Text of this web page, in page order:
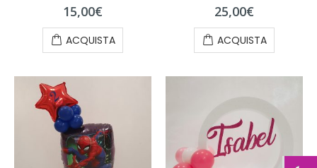
15,00€
ACQUISTA
25,00€
ACQUISTA